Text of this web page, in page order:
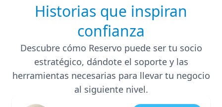
Historias que inspiran
confianza
Descubre cómo Reservo puede ser tu socio
estratégico, dándote el soporte y las
herramientas necesarias para llevar tu negocio
al siguiente nivel.